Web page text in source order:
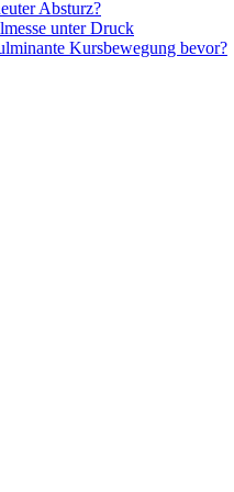
Absturz?
unter Druck
Kursbewegung bevor?